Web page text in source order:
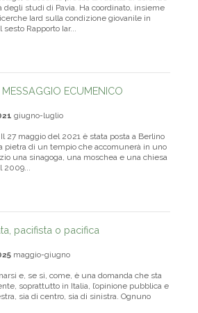
degli studi di Pavia. Ha coordinato, insieme
Iard sulla condizione giovanile in
sesto Rapporto Iar...
ECUMENICO
giugno-luglio
27 maggio del 2021 è stata posta a Berlino
pietra di un tempio che accomunerà in uno
una sinagoga, una moschea e una chiesa
2009...
pacifista o pacifica
maggio-giugno
e, se sì, come, è una domanda che sta
soprattutto in Italia, l’opinione pubblica e
sia di centro, sia di sinistra. Ognuno